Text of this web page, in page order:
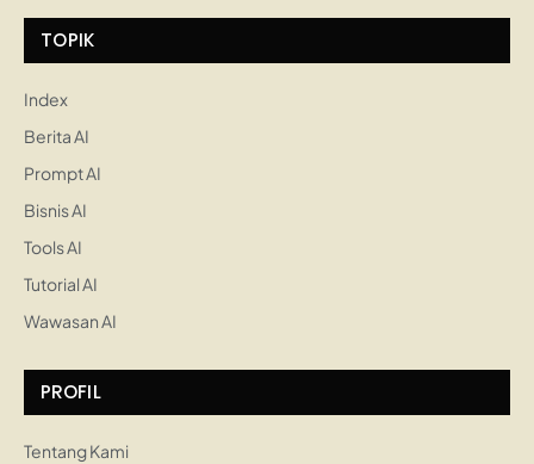
TOPIK
Index
Berita AI
Prompt AI
Bisnis AI
Tools AI
Tutorial AI
Wawasan AI
PROFIL
Tentang Kami